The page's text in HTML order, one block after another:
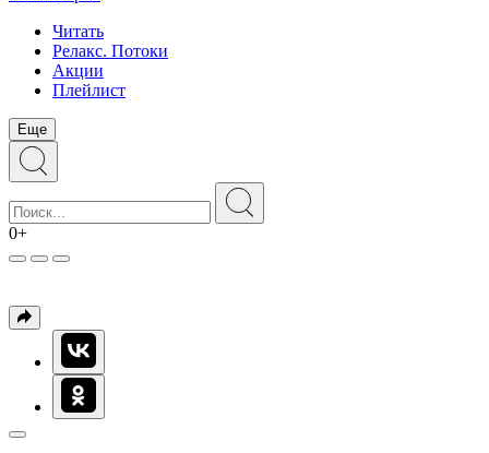
Читать
Релакс. Потоки
Акции
Плейлист
Еще
0+